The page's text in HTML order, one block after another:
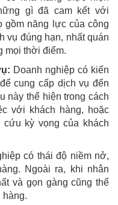
gì đã cam kết với
gồm năng lực của công
vụ đúng hạn, nhất quán
mọi thời điểm.
Doanh nghiệp có kiến
cung cấp dịch vụ đến
này thể hiện trong cách
với khách hàng, hoặc
cứu kỳ vọng của khách
có thái độ niềm nở,
Ngoài ra, khi nhân
và gọn gàng cũng thể
hàng.